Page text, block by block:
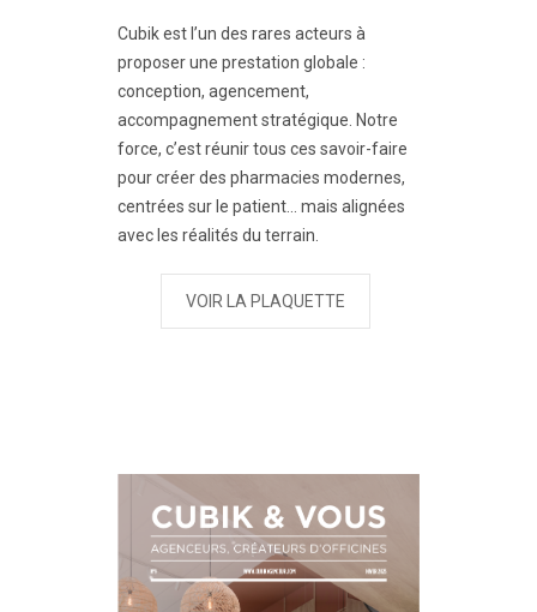
Cubik est l’un des rares acteurs à
proposer une prestation globale :
conception, agencement,
accompagnement stratégique. Notre
force, c’est réunir tous ces savoir-faire
pour créer des pharmacies modernes,
centrées sur le patient… mais alignées
avec les réalités du terrain.
VOIR LA PLAQUETTE